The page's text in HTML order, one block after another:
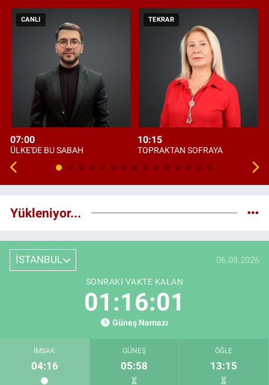
CANLI
07:00
ÜLKE'DE BU SABAH
TEKRAR
10:15
TOPRAKTAN SOFRAYA
Yükleniyor...
İSTANBUL 06.08.2026
SONRAKI VAKTE KALAN
01:15:59
Güneş Namazı
İMSAK
04:16
GÜNEŞ
05:58
ÖĞLE
13:15